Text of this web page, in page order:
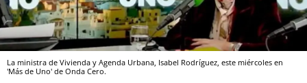
La ministra de Vivienda y Agenda Urbana, Isabel Rodríguez, este miércoles en
'Más de Uno' de Onda Cero.